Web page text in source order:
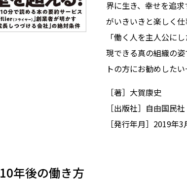
界に生き、幸せを追
がいきいきと楽しく
「働く人を主人公に
現できる真の組織の
トの方にお勧めしたい
［著］大賀康史
［出版社］自由国民社
［発行年月］2019年3
10年後の働き方